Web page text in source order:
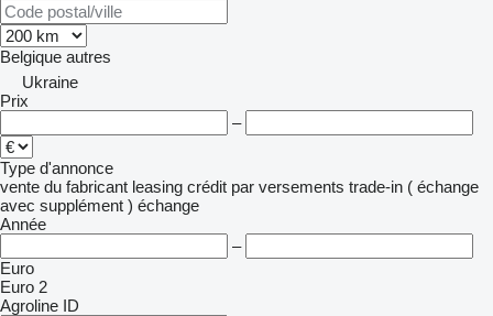
Belgique autres
Ukraine
Prix
–
Type d'annonce
vente du fabricant leasing crédit par versements trade-in ( échange
avec supplément ) échange
Année
–
Euro
Euro 2
Agroline ID